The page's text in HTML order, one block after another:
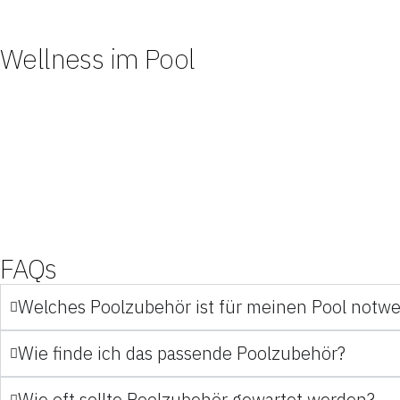
Wellness im Pool
FAQs
Welches Poolzubehör ist für meinen Pool
Wie finde ich das passende Poolzubehör?